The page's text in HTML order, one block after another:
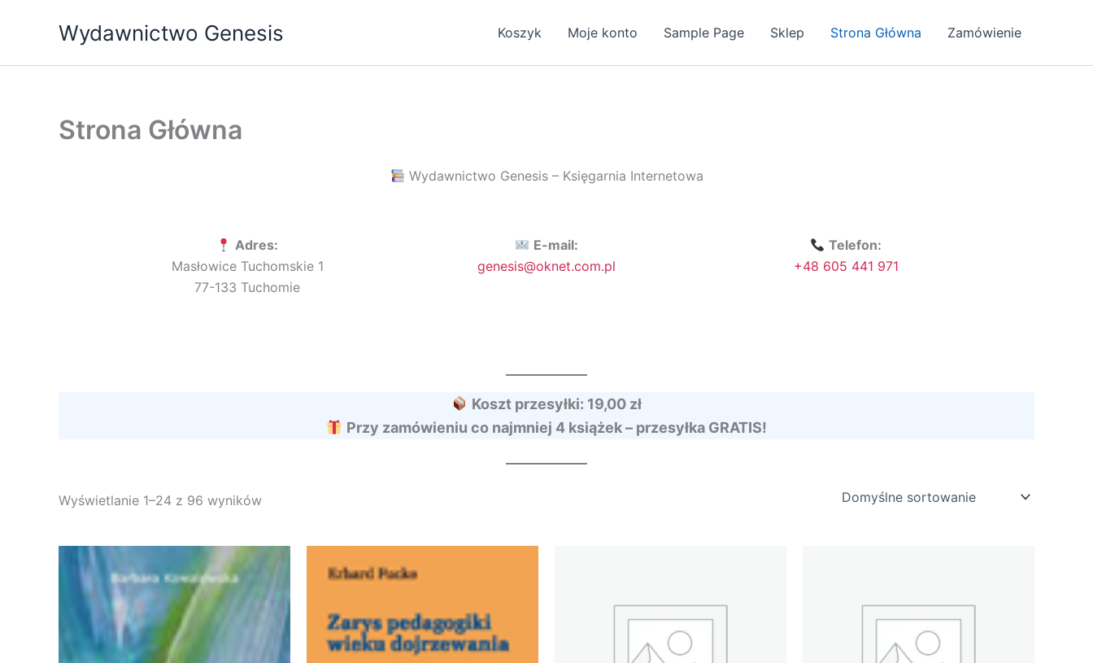
Wydawnictwo Genesis Koszyk Moje konto Sample Page Sklep Strona Główna Zamówienie
Strona Główna
Wydawnictwo Genesis – Księgarnia Internetowa
Adres:
Masłowice Tuchomskie 1
77-133 Tuchomie
E-mail:
genesis@oknet.com.pl
Telefon:
+48 605 441 971
Koszt przesyłki: 19,00 zł
Przy zamówieniu co najmniej 4 książek – przesyłka GRATIS!
Wyświetlanie 1–24 z 96 wyników